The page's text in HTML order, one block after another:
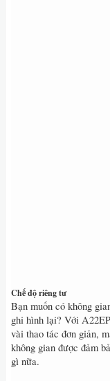
Chế độ riêng tư
Bạn muốn có không
ghi hình lại? Với
vài thao tác đơn giản,
không gian được đảm
gì nữa.